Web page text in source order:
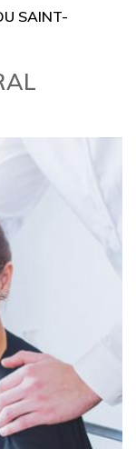
SAINT-